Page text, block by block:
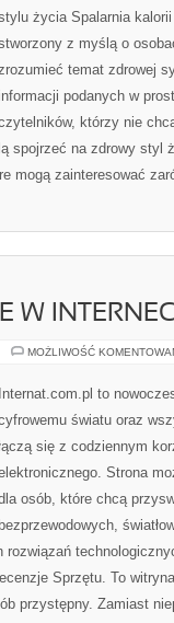
życia Spalarnia
z myślą o
temat zdrowej
informacji podanych w
którzy nie
spojrzeć na zdrowy styl
mogą zainteresować
W
MOŻLIWOŚĆ
Internat.com.pl to
światu oraz
się z codziennym
Strona
osób, które chcą
bezprzewodowych,
Sprzętu. To
przystępny. Zamiast